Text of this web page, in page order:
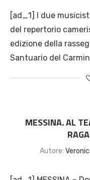
[ad_1] I due
del repertorio
edizione della
Santuario del
MESSINA. AL
Autore: